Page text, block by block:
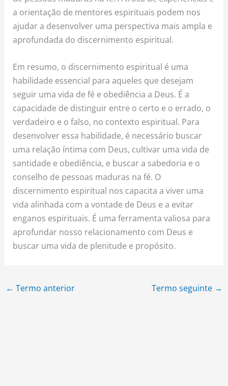
a orientação de mentores espirituais podem nos
ajudar a desenvolver uma perspectiva mais ampla e
aprofundada do discernimento espiritual.
Em resumo, o discernimento espiritual é uma
habilidade essencial para aqueles que desejam
seguir uma vida de fé e obediência a Deus. É a
capacidade de distinguir entre o certo e o errado, o
verdadeiro e o falso, no contexto espiritual. Para
desenvolver essa habilidade, é necessário buscar
uma relação íntima com Deus, cultivar uma vida de
santidade e obediência, e buscar a sabedoria e o
conselho de pessoas maduras na fé. O
discernimento espiritual nos capacita a viver uma
vida alinhada com a vontade de Deus e a evitar
enganos espirituais. É uma ferramenta valiosa para
aprofundar nosso relacionamento com Deus e
buscar uma vida de plenitude e propósito.
← Termo anterior Termo seguinte →